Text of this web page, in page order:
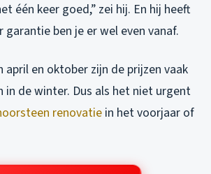
één keer goed,” zei hij. En hij heeft
garantie ben je er wel even vanaf.
april en oktober zijn de prijzen vaak
in de winter. Dus als het niet urgent
renovatie in het voorjaar of